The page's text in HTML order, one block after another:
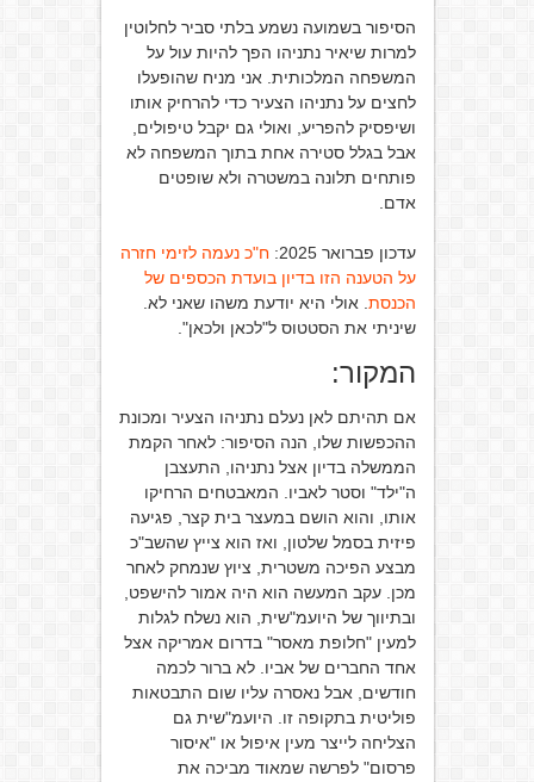
הסיפור בשמועה נשמע בלתי סביר לחלוטין
למרות שיאיר נתניהו הפך להיות עול על
המשפחה המלכותית. אני מניח שהופעלו
לחצים על נתניהו הצעיר כדי להרחיק אותו
ושיפסיק להפריע, ואולי גם יקבל טיפולים,
אבל בגלל סטירה אחת בתוך המשפחה לא
פותחים תלונה במשטרה ולא שופטים
אדם.
עדכון פברואר 2025:
ח"כ נעמה לזימי חזרה
על הטענה הזו בדיון בועדת הכספים של
הכנסת . אולי היא יודעת משהו שאני לא.
שיניתי את הסטטוס ל"לכאן ולכאן".
המקור:
אם תהיתם לאן נעלם נתניהו הצעיר ומכונת
ההכפשות שלו, הנה הסיפור: לאחר הקמת
הממשלה בדיון אצל נתניהו, התעצבן
ה"ילד" וסטר לאביו. המאבטחים הרחיקו
אותו, והוא הושם במעצר בית קצר, פגיעה
פיזית בסמל שלטון, ואז הוא צייץ שהשב"כ
מבצע הפיכה משטרית, ציוץ שנמחק לאחר
מכן. עקב המעשה הוא היה אמור להישפט,
ובתיווך של היועמ"שית, הוא נשלח לגלות
למעין "חלופת מאסר" בדרום אמריקה אצל
אחד החברים של אביו. לא ברור לכמה
חודשים, אבל נאסרה עליו שום התבטאות
פוליטית בתקופה זו. היועמ"שית גם
הצליחה לייצר מעין איפול או "איסור
פרסום" לפרשה שמאוד מביכה את